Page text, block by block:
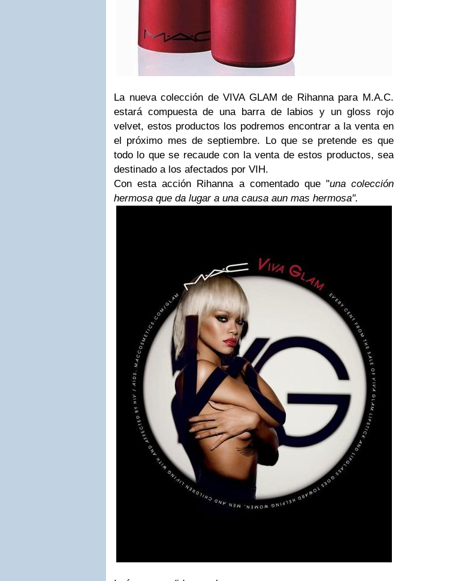
La nueva colección de VIVA GLAM de Rihanna para M.A.C.
estará compuesta de una barra de labios y un gloss rojo
velvet, estos productos los podremos encontrar a la venta en
el próximo mes de septiembre. Lo que se pretende es que
todo lo que se recaude con la venta de estos productos, sea
destinado a los afectados por VIH.
Con esta acción Rihanna a comentado que "una colección
hermosa que da lugar a una causa aun mas hermosa".